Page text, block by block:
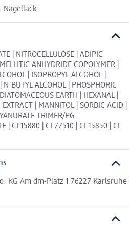
Nagellack
| NITROCELLULOSE | ADIPIC
ANHYDRIDE COPOLYMER |
| ISOPROPYL ALCOHOL |
BUTYL ALCOHOL | PHOSPHORIC
EARTH | HEXANAL |
| MANNITOL | SORBIC ACID |
TRIMER/PG
| CI 15880 | CI 77510 | CI 15850 | CI
KG Am dm-Platz 1 76227 Karlsruhe